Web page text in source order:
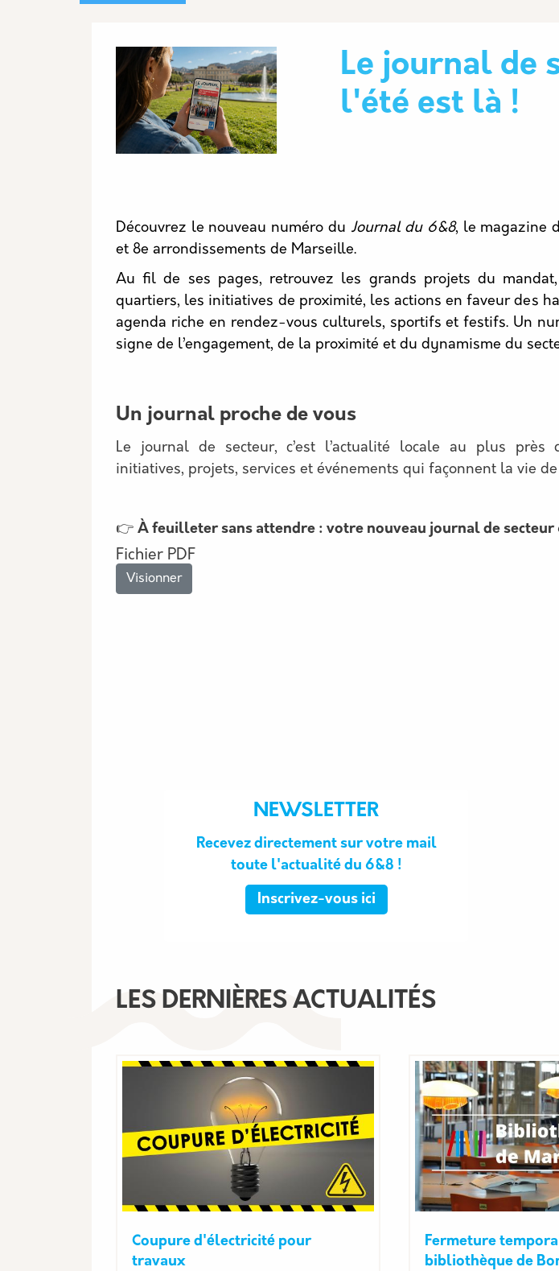
Image
Le journal de
l'été est là !
Découvrez le nouveau numéro du Journal du 6&8, le magazine
et 8e arrondissements de Marseille.
Au fil de ses pages, retrouvez les grands projets du mandat,
quartiers, les initiatives de proximité, les actions en faveur des
agenda riche en rendez-vous culturels, sportifs et festifs. Un
signe de l’engagement, de la proximité et du dynamisme du
Un journal proche de vous
Le journal de secteur, c’est l’actualité locale au plus près
initiatives, projets, services et événements qui façonnent la vie
👉 À feuilleter sans attendre : votre nouveau journal de secteur
Fichier PDF
Visionner
NEWSLETTER
Recevez directement sur votre mail
toute l'actualité du 6&8 !
Inscrivez-vous ici
LES DERNIÈRES ACTUALITÉS
Coupure d'électricité pour
travaux
Fermeture
bibliothèque de